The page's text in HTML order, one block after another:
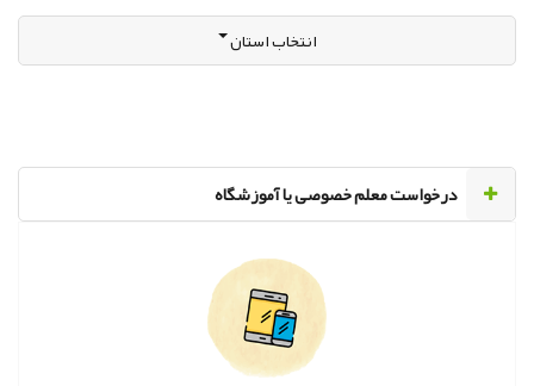
انتخاب استان
‌درخواست معلم خصوصی یا آموزشگاه